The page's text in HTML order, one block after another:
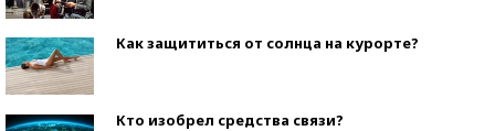
Как защититься от солнца на курорте?
Кто изобрел средства связи?